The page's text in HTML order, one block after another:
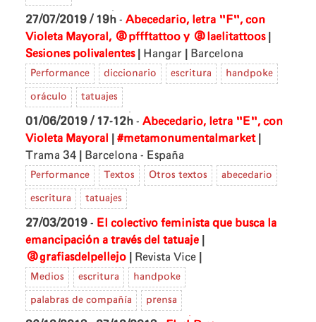
27/07/2019 / 19h - Abecedario, letra "F", con
Violeta Mayoral, @pffftattoo y @laelitattoos
Sesiones polivalentes Hangar Barcelona
Performance diccionario escritura handpoke
oráculo tatuajes
01/06/2019 / 17-12h - Abecedario, letra "E", con
Violeta Mayoral
#metamonumentalmarket
Trama 34 Barcelona - España
Performance Textos Otros textos abecedario
escritura tatuajes
27/03/2019 - El colectivo feminista que busca la
emancipación a través del tatuaje
@grafiasdelpellejo Revista Vice
Medios escritura handpoke
palabras de compañía prensa